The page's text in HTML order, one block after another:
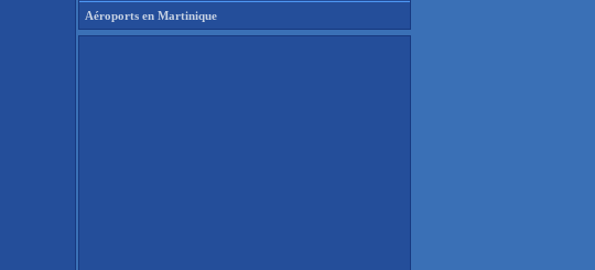
Aéroports en Martinique